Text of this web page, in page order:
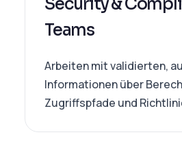
Security &
Teams
Arbeiten mit validierten,
Informationen über
Zugriffspfade und